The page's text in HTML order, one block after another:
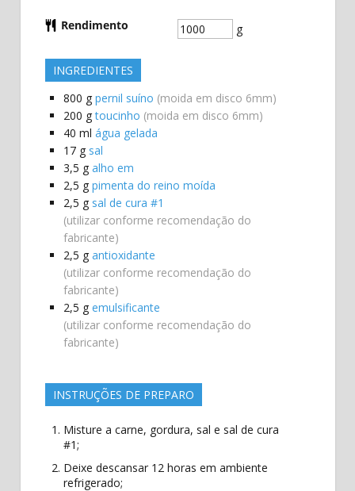
Rendimento g
INGREDIENTES
800 g pernil suíno (moida em disco 6mm)
200 g toucinho (moida em disco 6mm)
40 ml água gelada
17 g sal
3,5 g alho em
2,5 g pimenta do reino moída
2,5 g sal de cura #1
(utilizar conforme recomendação do
fabricante)
2,5 g antioxidante
(utilizar conforme recomendação do
fabricante)
2,5 g emulsificante
(utilizar conforme recomendação do
fabricante)
INSTRUÇÕES DE PREPARO
Misture a carne, gordura, sal e sal de cura
#1;
Deixe descansar 12 horas em ambiente
refrigerado;